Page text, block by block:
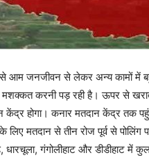
से आम जनजीवन से लेकर अन्य कामों में
करनी पड़ रही है। ऊपर से
केंद्र होगा। कनार मतदान केंद्र तक
मतदान से तीन रोज पूर्व से पोलिंग
धारचूला, गंगोलीहाट और